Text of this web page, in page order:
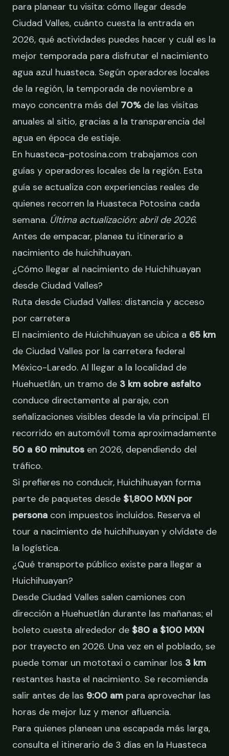
para planear tu visita: cómo llegar desde
Ciudad Valles, cuánto cuesta la entrada en
2026, qué actividades puedes hacer y cuál es la
mejor temporada para disfrutar el nacimiento
agua azul huasteca. Según operadores locales
de la región, la temporada de noviembre a
mayo concentra más del 70% de las visitas
anuales al sitio, gracias a la transparencia del
agua en época de estiaje.
En huasteca-potosina.com trabajamos con
guías y operadores locales de la región. Esta
guía se actualiza con experiencias reales de
quienes recorren la Huasteca Potosina cada
semana. Última actualización: abril de 2026.
Antes de empacar, planea tu itinerario a
nacimiento de huichihuayan.
¿Cómo llegar al nacimiento de Huichihuayan
desde Ciudad Valles?
Ruta desde Ciudad Valles: distancia y acceso
por carretera
El nacimiento de Huichihuayan se ubica a 65 km
de Ciudad Valles por la carretera federal
México-Laredo. Al llegar a la localidad de
Huehuetlán, un tramo de 3 km sobre asfalto
conduce directamente al paraje, con
señalizaciones visibles desde la vía principal. El
recorrido en automóvil toma aproximadamente
50 a 60 minutos en 2026, dependiendo del
tráfico.
Si prefieres no conducir, Huichihuayan forma
parte de paquetes desde $1,800 MXN por
persona con impuestos incluidos. Reserva el
tour a nacimiento de huichihuayan y olvídate de
la logística.
¿Qué transporte público existe para llegar a
Huichihuayan?
Desde Ciudad Valles salen camiones con
dirección a Huehuetlán durante las mañanas; el
boleto cuesta alrededor de $80 a $100 MXN
por trayecto en 2026. Una vez en el poblado, se
puede tomar un mototaxi o caminar los 3 km
restantes hasta el nacimiento. Se recomienda
salir antes de las 9:00 am para aprovechar las
horas de mejor luz y menor afluencia.
Para quienes planean una escapada más larga,
consulta el itinerario de 3 días en la Huasteca